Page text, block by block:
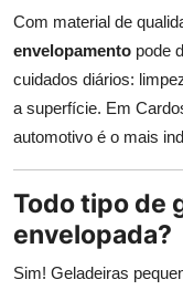
Com material de
envelopamento pode
cuidados diários:
a superfície. Em
automotivo é o mais
Todo tipo de
envelopada?
Sim! Geladeiras